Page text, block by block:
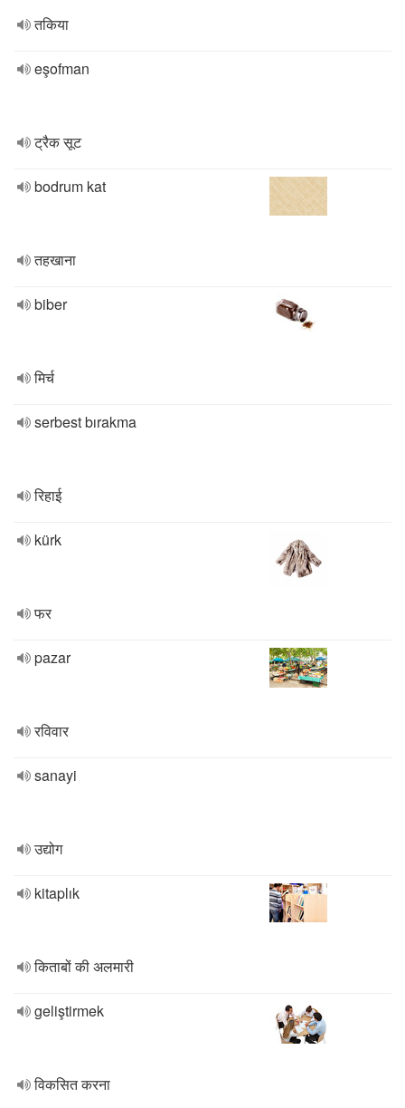
तकिया
eşofman
ट्रैक सूट
bodrum kat
तहखाना
biber
मिर्च
serbest bırakma
रिहाई
kürk
फर
pazar
रविवार
sanayi
उद्योग
kitaplık
किताबों की अलमारी
geliştirmek
विकसित करना